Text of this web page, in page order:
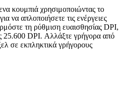
κουμπιά χρησιμοποιώντας το
να απλοποιήσετε τις ενέργειες
τη ρύθμιση ευαισθησίας DPI,
25.600 DPI. Αλλάξτε γρήγορα από
σε εκπληκτικά γρήγορους